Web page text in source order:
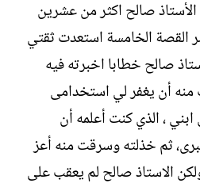
صالح اكثر من عشرين
القصة الخامسة استعدت ثقتي
صالح خطابا اخبرته فيه
أن يغفر لي استخدامی
، الذي كنت أعلمه أن
ثم خذلته وسرقت منه أعز
الاستاذ صالح لم يعقب على